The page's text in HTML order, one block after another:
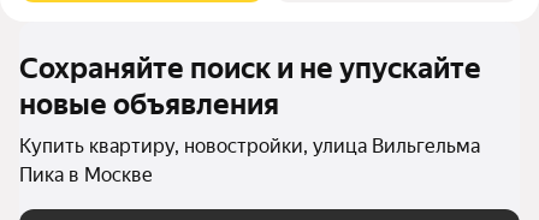
Сохраняйте поиск и не упускайте
новые объявления
Купить квартиру, новостройки, улица Вильгельма
Пика в Москве